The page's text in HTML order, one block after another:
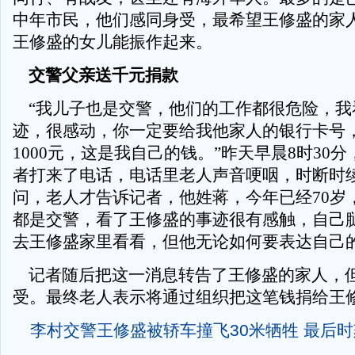
中年市民，他们感同身受，最希望王修盛的家
王修盛的女儿能振作起来。
交警父亲送千元捐款
“我儿子也是交警，他们的工作都很危险，
迹，很感动，你一定要给我他家人的银行卡号
1000元，这是我自己的钱。”昨天早晨8时30分
者打来了电话，电话里老人声音哽咽，时断时
问，老人才告诉记者，他姓蒋，今年已经70岁
都是交警，看了王修盛的事迹很有感触，自己
去王修盛家里看看，但他无论如何要表达自己
记者随后把这一消息转告了王修盛的家人，
受。最终老人表示将通过组织把这笔钱捐给王
李村交警王修盛被轿车撞飞30米牺牲 最后